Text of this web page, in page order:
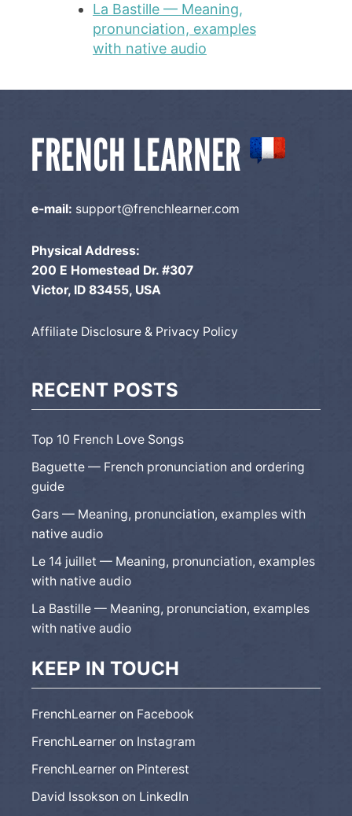
La Bastille — Meaning,
pronunciation, examples
with native audio
e-mail: support@frenchlearner.com
Physical Address:
200 E Homestead Dr. #307
Victor, ID 83455, USA
Affiliate Disclosure & Privacy Policy
RECENT POSTS
Top 10 French Love Songs
Baguette — French pronunciation and ordering
guide
Gars — Meaning, pronunciation, examples with
native audio
Le 14 juillet — Meaning, pronunciation, examples
with native audio
La Bastille — Meaning, pronunciation, examples
with native audio
KEEP IN TOUCH
FrenchLearner on Facebook
FrenchLearner on Instagram
FrenchLearner on Pinterest
David Issokson on LinkedIn